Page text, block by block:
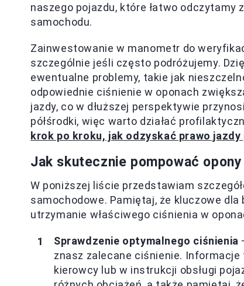
naszego pojazdu, które łatwo
samochodu.
Zainwestowanie w manometr do
szczególnie jeśli często podróżujemy.
ewentualne problemy, takie jak
odpowiednie ciśnienie w oponach
jazdy, co w dłuższej perspektywie
półśrodki, więc warto działać
krok po kroku, jak odzyskać prawo jazdy
Jak skutecznie pompować
W poniższej liście przedstawiam
samochodowe. Pamiętaj, że kluczowe
utrzymanie właściwego ciśnienia w
Sprawdzenie optymalnego ciśnienia
znasz zalecane ciśnienie.
kierowcy lub w instrukcji obsługi